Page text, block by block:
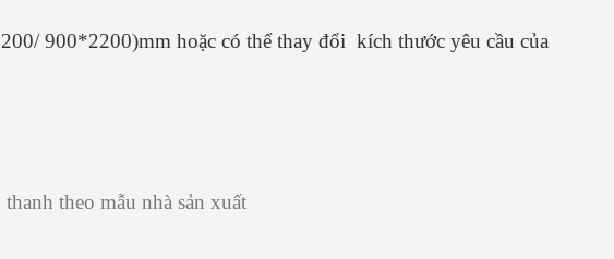
900*2200)mm hoặc có thể thay đổi kích thước yêu cầu của
theo mẫu nhà sản xuất